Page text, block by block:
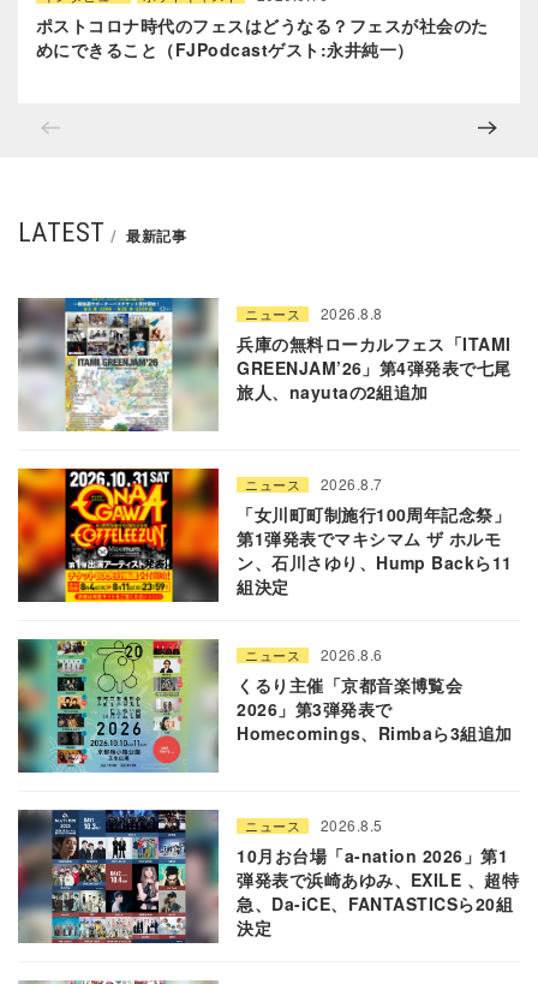
ポストコロナ時代のフェスはどうなる？フェスが社会のた
めにできること（FJPodcastゲスト:永井純一）
LATEST 最新記事
ニュース 2026.8.8
兵庫の無料ローカルフェス「ITAMI
GREENJAM’26」第4弾発表で七尾
旅人、nayutaの2組追加
ニュース 2026.8.7
「女川町町制施行100周年記念祭」
第1弾発表でマキシマム ザ ホルモ
ン、石川さゆり、Hump Backら11
組決定
ニュース 2026.8.6
くるり主催「京都音楽博覧会
2026」第3弾発表で
Homecomings、Rimbaら3組追加
ニュース 2026.8.5
10月お台場「a-nation 2026」第1
弾発表で浜崎あゆみ、EXILE 、超特
急、Da-iCE、FANTASTICSら20組
決定